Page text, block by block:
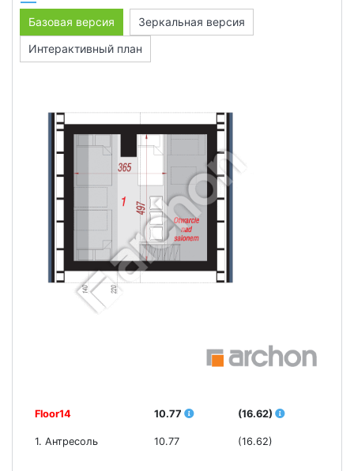
Базовая версия
Зеркальная версия
Интерактивный план
Floor14 10.77 (16.62)
1. Антресоль 10.77 (16.62)